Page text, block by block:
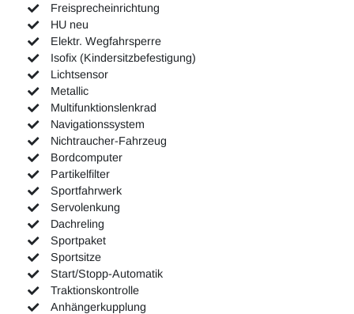
Freisprecheinrichtung
HU neu
Elektr. Wegfahrsperre
Isofix (Kindersitzbefestigung)
Lichtsensor
Metallic
Multifunktionslenkrad
Navigationssystem
Nichtraucher-Fahrzeug
Bordcomputer
Partikelfilter
Sportfahrwerk
Servolenkung
Dachreling
Sportpaket
Sportsitze
Start/Stopp-Automatik
Traktionskontrolle
Anhängerkupplung